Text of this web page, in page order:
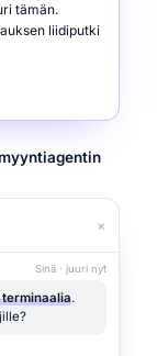
tämän.
liidiputki
×
Sinä · juuri nyt
.